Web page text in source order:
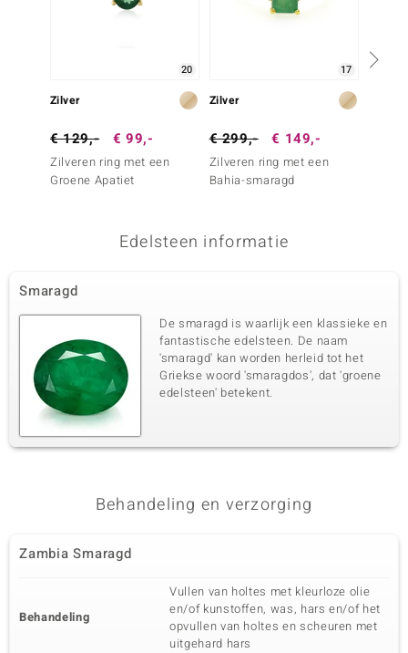
20
Zilver
€ 129,- € 99,-
Zilveren ring met een
Groene Apatiet
17
Zilver
€ 299,- € 149,-
Zilveren ring met een
Bahia-smaragd
Edelsteen informatie
Smaragd
De smaragd is waarlijk een klassieke en
fantastische edelsteen. De naam
'smaragd' kan worden herleid tot het
Griekse woord 'smaragdos', dat 'groene
edelsteen' betekent.
Behandeling en verzorging
Zambia Smaragd
Behandeling
Vullen van holtes met kleurloze olie
en/of kunstoffen, was, hars en/of het
opvullen van holtes en scheuren met
uitgehard hars